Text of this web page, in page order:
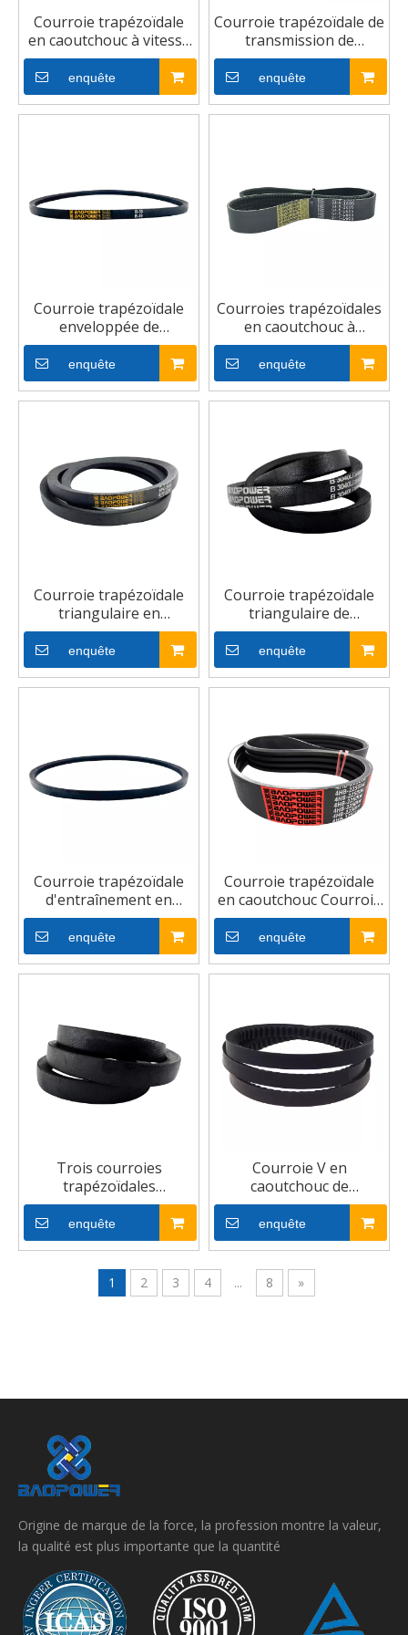
Courroie trapézoïdale
en caoutchouc à vitesse
variable pour
moissonneuse-batteuse
enquête
Courroie trapézoïdale de
transmission de
puissance enveloppée
de caoutchouc pour
industrie à efficacité de
transmission élevée
enquête
Courroie trapézoïdale
enveloppée de
caoutchouc pour une
meilleure répartition de
la charge
enquête
Courroies trapézoïdales
en caoutchouc à
entraînement plat
triangulaire résistantes
à l'usure
enquête
Courroie trapézoïdale
triangulaire en
caoutchouc noir
industriel enveloppée
par ventilateur en
caoutchouc de
enquête
Courroie trapézoïdale
triangulaire de
transmission de
puissance
d'entraînement
enveloppée
enquête
Courroie trapézoïdale
d'entraînement en
caoutchouc enveloppée
par un ventilateur en
caoutchouc
enquête
Courroie trapézoïdale
en caoutchouc Courroie
trapézoïdale agricole
industrielle
enquête
Trois courroies
trapézoïdales
enveloppées de
courroies de ventilateur
classiques
enquête
Courroie V en
caoutchouc de
transmission industrielle
enveloppée de haute
qualité
enquête
1 2 3 4 ... 8 »
Origine de marque de la force, la profession montre la valeur,
la qualité est plus importante que la quantité